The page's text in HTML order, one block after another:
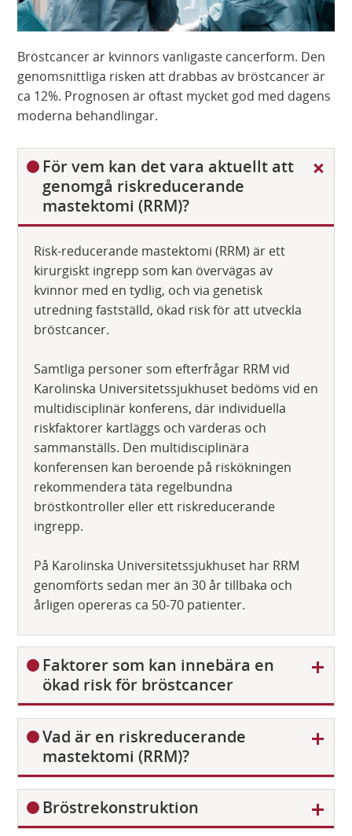
Bröstcancer är kvinnors vanligaste cancerform. Den
genomsnittliga risken att drabbas av bröstcancer är
ca 12%. Prognosen är oftast mycket god med dagens
moderna behandlingar.
D
ö
l
j
För vem kan det vara aktuellt att
genomgå riskreducerande
mastektomi (RRM)?
Risk-reducerande mastektomi (RRM) är ett
kirurgiskt ingrepp som kan övervägas av
kvinnor med en tydlig, och via genetisk
utredning fastställd, ökad risk för att utveckla
bröstcancer.
Samtliga personer som efterfrågar RRM vid
Karolinska Universitetssjukhuset bedöms vid en
multidisciplinär konferens, där individuella
riskfaktorer kartläggs och värderas och
sammanställs. Den multidisciplinära
konferensen kan beroende på riskökningen
rekommendera täta regelbundna
bröstkontroller eller ett riskreducerande
ingrepp.
På Karolinska Universitetssjukhuset har RRM
genomförts sedan mer än 30 år tillbaka och
årligen opereras ca 50-70 patienter.
V
i
s
a
Faktorer som kan innebära en
ökad risk för bröstcancer
V
i
s
a
Vad är en riskreducerande
mastektomi (RRM)?
V
i
Bröstrekonstruktion